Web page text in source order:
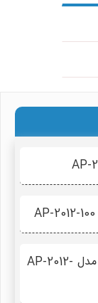
ویژگی ها و مزایای فیلتر ممبران گلد تورای مدل AP-2012-